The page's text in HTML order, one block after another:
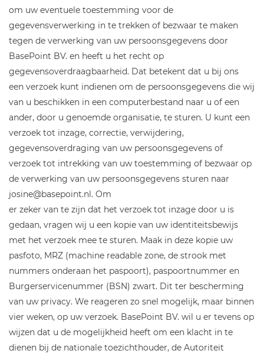
om uw eventuele toestemming voor de
gegevensverwerking in te trekken of bezwaar te maken
tegen de verwerking van uw persoonsgegevens door
BasePoint BV. en heeft u het recht op
gegevensoverdraagbaarheid. Dat betekent dat u bij ons
een verzoek kunt indienen om de persoonsgegevens die wij
van u beschikken in een computerbestand naar u of een
ander, door u genoemde organisatie, te sturen. U kunt een
verzoek tot inzage, correctie, verwijdering,
gegevensoverdraging van uw persoonsgegevens of
verzoek tot intrekking van uw toestemming of bezwaar op
de verwerking van uw persoonsgegevens sturen naar
josine@basepoint.nl. Om
er zeker van te zijn dat het verzoek tot inzage door u is
gedaan, vragen wij u een kopie van uw identiteitsbewijs
met het verzoek mee te sturen. Maak in deze kopie uw
pasfoto, MRZ (machine readable zone, de strook met
nummers onderaan het paspoort), paspoortnummer en
Burgerservicenummer (BSN) zwart. Dit ter bescherming
van uw privacy. We reageren zo snel mogelijk, maar binnen
vier weken, op uw verzoek. BasePoint BV. wil u er tevens op
wijzen dat u de mogelijkheid heeft om een klacht in te
dienen bij de nationale toezichthouder, de Autoriteit